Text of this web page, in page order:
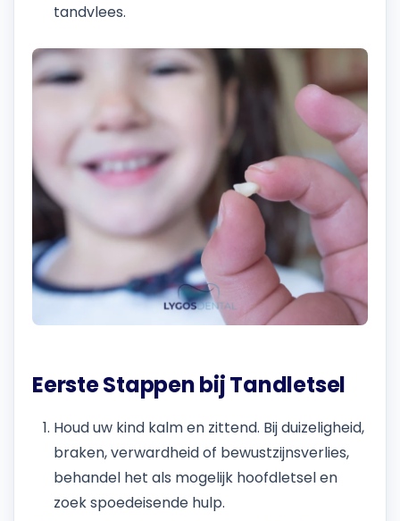
tandvlees.
Eerste Stappen bij Tandletsel
Houd uw kind kalm en zittend. Bij duizeligheid,
braken, verwardheid of bewustzijnsverlies,
behandel het als mogelijk hoofdletsel en
zoek spoedeisende hulp.